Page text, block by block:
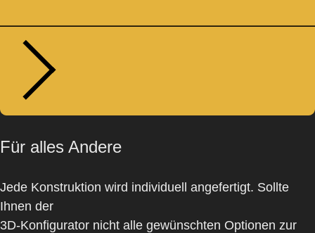
Für alles Andere
Jede Konstruktion wird individuell angefertigt. Sollte
Ihnen der
3D-Konfigurator nicht alle gewünschten Optionen zur